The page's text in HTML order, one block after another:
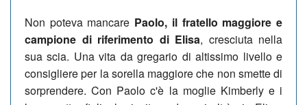
Non poteva mancare Paolo, il fratello maggiore e
campione di riferimento di Elisa, cresciuta nella
sua scia. Una vita da gregario di altissimo livello e
consigliere per la sorella maggiore che non smette di
sorprendere. Con Paolo c'è la moglie Kimberly e i